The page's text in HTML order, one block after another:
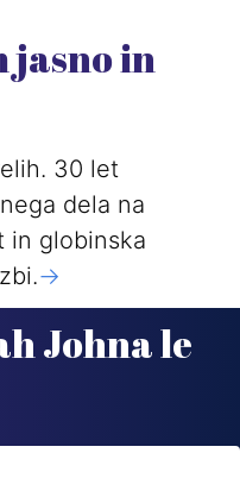
jasno in
30 let
dela na
in globinska
->
Johna le